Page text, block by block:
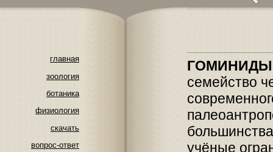
главная
зоология
ботаника
физиология
скачать
вопрос-ответ
ГОМИНИДЫ
семейство
учёные